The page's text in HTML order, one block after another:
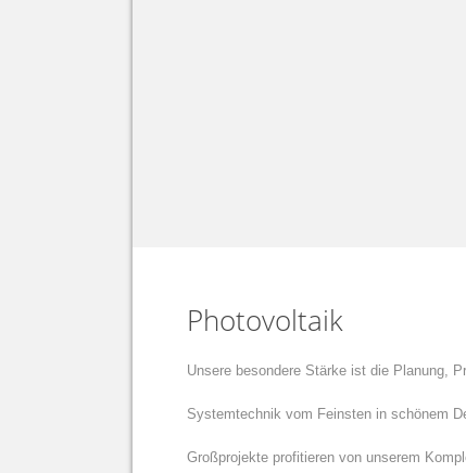
Photovoltaik
Unsere besondere Stärke ist die Planung,
Systemtechnik vom Feinsten in schönem
Großprojekte profitieren von unserem